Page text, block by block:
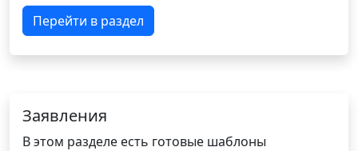
Перейти в раздел
Заявления
В этом разделе есть готовые шаблоны